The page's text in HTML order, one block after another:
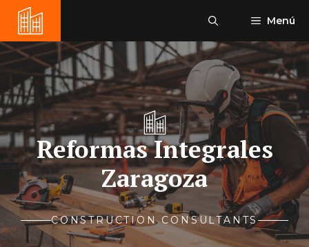
Saltar
contenido
Menú
Reformas Integrales
Zaragoza
CONSTRUCTION CONSULTANTS